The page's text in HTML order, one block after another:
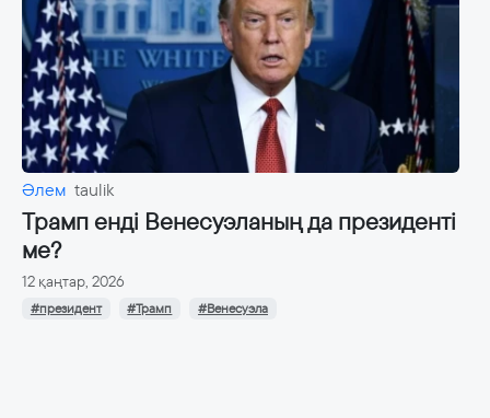
Әлем taulik
Трамп енді Венесуэланың да президенті
ме?
12 қаңтар, 2026
#президент #Трамп #Венесуэла